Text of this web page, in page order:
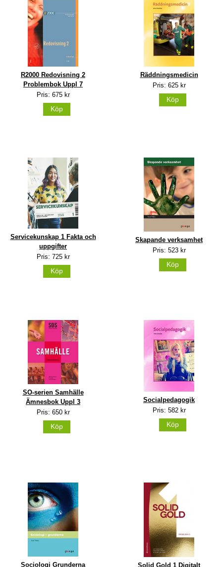
R2000 Redovisning 2
Problembok Uppl 7
Pris: 675 kr
Köp
Räddningsmedicin
Pris: 625 kr
Köp
Servicekunskap 1 Fakta och
uppgifter
Pris: 725 kr
Köp
Skapande verksamhet
Pris: 523 kr
Köp
SO-serien Samhälle
Ämnesbok Uppl 3
Pris: 650 kr
Köp
Socialpedagogik
Pris: 582 kr
Köp
Sociologi Grunderna
Solid Gold 1 Digitalt